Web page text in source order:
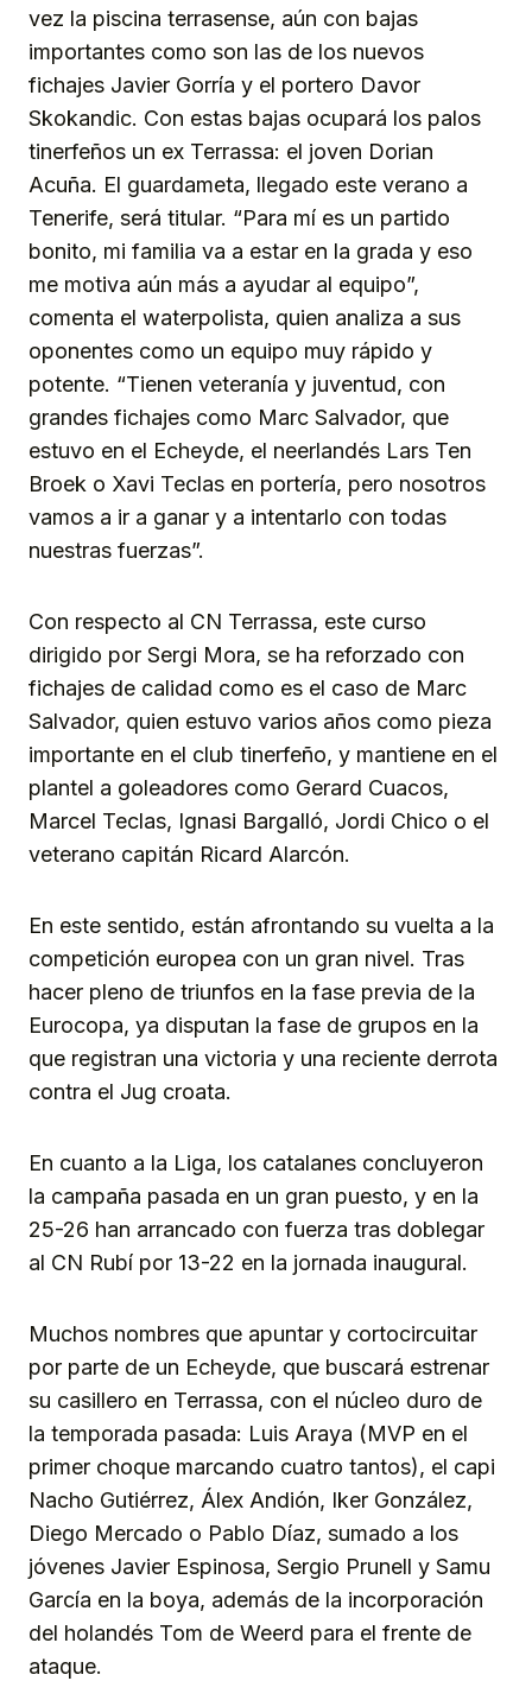
vez la piscina terrasense, aún con bajas
importantes como son las de los nuevos
fichajes Javier Gorría y el portero Davor
Skokandic. Con estas bajas ocupará los palos
tinerfeños un ex Terrassa: el joven Dorian
Acuña. El guardameta, llegado este verano a
Tenerife, será titular. “Para mí es un partido
bonito, mi familia va a estar en la grada y eso
me motiva aún más a ayudar al equipo”,
comenta el waterpolista, quien analiza a sus
oponentes como un equipo muy rápido y
potente. “Tienen veteranía y juventud, con
grandes fichajes como Marc Salvador, que
estuvo en el Echeyde, el neerlandés Lars Ten
Broek o Xavi Teclas en portería, pero nosotros
vamos a ir a ganar y a intentarlo con todas
nuestras fuerzas”.
Con respecto al CN Terrassa, este curso
dirigido por Sergi Mora, se ha reforzado con
fichajes de calidad como es el caso de Marc
Salvador, quien estuvo varios años como pieza
importante en el club tinerfeño, y mantiene en el
plantel a goleadores como Gerard Cuacos,
Marcel Teclas, Ignasi Bargalló, Jordi Chico o el
veterano capitán Ricard Alarcón.
En este sentido, están afrontando su vuelta a la
competición europea con un gran nivel. Tras
hacer pleno de triunfos en la fase previa de la
Eurocopa, ya disputan la fase de grupos en la
que registran una victoria y una reciente derrota
contra el Jug croata.
En cuanto a la Liga, los catalanes concluyeron
la campaña pasada en un gran puesto, y en la
25-26 han arrancado con fuerza tras doblegar
al CN Rubí por 13-22 en la jornada inaugural.
Muchos nombres que apuntar y cortocircuitar
por parte de un Echeyde, que buscará estrenar
su casillero en Terrassa, con el núcleo duro de
la temporada pasada: Luis Araya (MVP en el
primer choque marcando cuatro tantos), el capi
Nacho Gutiérrez, Álex Andión, Iker González,
Diego Mercado o Pablo Díaz, sumado a los
jóvenes Javier Espinosa, Sergio Prunell y Samu
García en la boya, además de la incorporación
del holandés Tom de Weerd para el frente de
ataque.